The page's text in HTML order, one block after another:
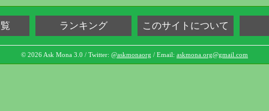
ランキング このサイトについて
© 2026 Ask Mona 3.0 / Twitter: @askmonaorg / Email: askmona.org@gmail.com